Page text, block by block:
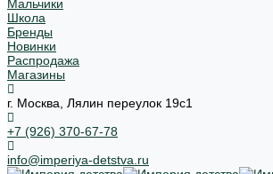
Мальчики
Школа
Бренды
Новинки
Распродажа
Магазины
г. Москва, Лялин переулок 19с1
+7 (926) 370-67-78
info@imperiya-detstva.ru